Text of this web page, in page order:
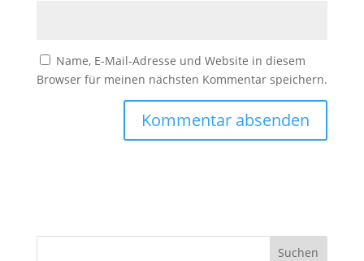
Name, E-Mail-Adresse und Website in diesem
Browser für meinen nächsten Kommentar speichern.
Suchen